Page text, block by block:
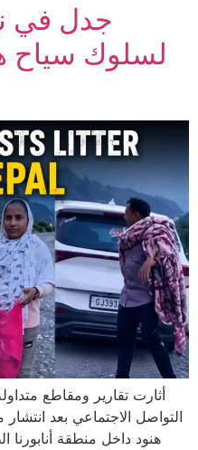
جدل في
لسلوك سياح
أثارت تقارير ومقاطع
التواصل الاجتماعي بعد
هنود داخل منطقة